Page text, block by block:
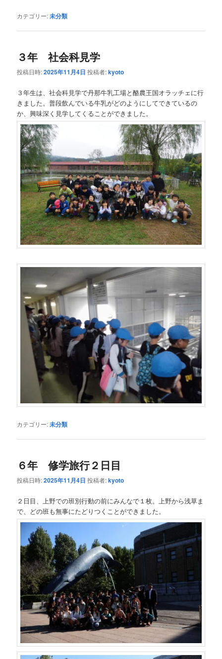
カテゴリー:未分類
３年 社会科見学
投稿日時:2025年11月4日 投稿者:kyoto
３年生は、社会科見学で丹那牛乳工場と酪農王国オラッチェに行
きました。普段飲んでいる牛乳がどのようにしてできているの
か、興味深く見学してくることができました。
カテゴリー:未分類
６年 修学旅行２日目
投稿日時:2025年11月4日 投稿者:kyoto
２日目、上野での班別行動の前にみんなで１枚。上野から浅草ま
で、どの班も無事にたどりつくことができました。